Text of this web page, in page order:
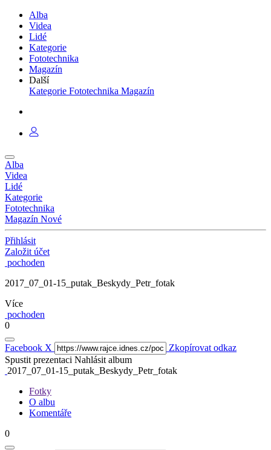
Alba
Videa
Lidé
Kategorie
Fototechnika
Magazín
Další
Kategorie Fototechnika Magazín
Alba
Videa
Lidé
Kategorie
Fototechnika
Magazín Nové
Přihlásit
Založit účet
pochoden
2017_07_01-15_putak_Beskydy_Petr_fotak
Více
pochoden
0
Facebook X
Zkopírovat odkaz
Spustit prezentaci Nahlásit album
2017_07_01-15_putak_Beskydy_Petr_fotak
Fotky
O albu
Komentáře
0